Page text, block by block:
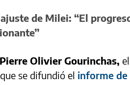
de Milei: “El
Pierre Olivier Gourinchas,
se difundió el informe de